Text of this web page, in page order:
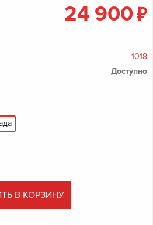
24 900 ₽
1018
Доступно
В КОРЗИНУ